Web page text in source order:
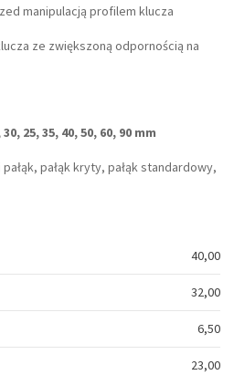
manipulacją profilem klucza
ze zwiększoną odpornością na
30, 25, 35, 40, 50, 60, 90 mm
pałąk kryty, pałąk standardowy,
40,00
32,00
6,50
23,00